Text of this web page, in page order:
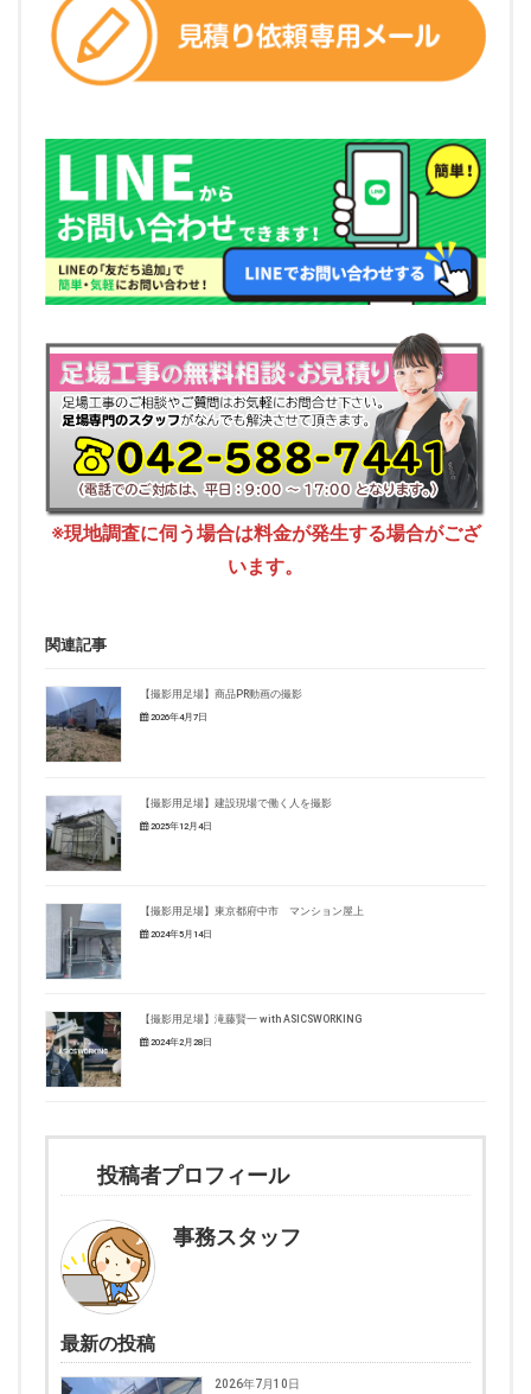
※現地調査に伺う場合は料金が発生する場合がござ
います。
関連記事
【撮影用足場】商品PR動画の撮影
2026年4月7日
【撮影用足場】建設現場で働く人を撮影
2025年12月4日
【撮影用足場】東京都府中市 マンション屋上
2024年5月14日
【撮影用足場】滝藤賢一 with ASICSWORKING
2024年2月28日
投稿者プロフィール
事務スタッフ
最新の投稿
2026年7月10日